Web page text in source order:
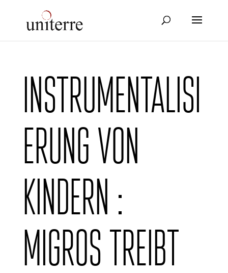
Instrumentalisi
erung von
Kindern :
Migros treibt